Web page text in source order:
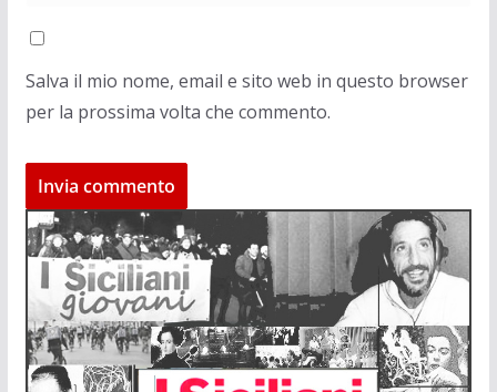
Salva il mio nome, email e sito web in questo browser
per la prossima volta che commento.